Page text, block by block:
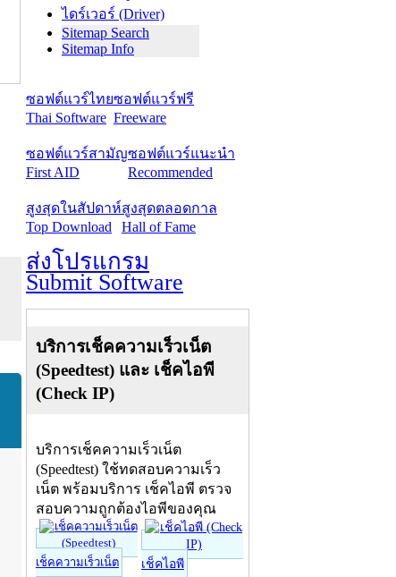
ไดร์เวอร์ (Driver)
Sitemap Search
Sitemap Info
ซอฟต์แวร์ไทย
Thai Software
ซอฟต์แวร์ฟรี
Freeware
ซอฟต์แวร์สามัญ
First AID
ซอฟต์แวร์แนะนำ
Recommended
สูงสุดในสัปดาห์
Top Download
สูงสุดตลอดกาล
Hall of Fame
ส่งโปรแกรม
Submit Software
บริการเช็คความเร็วเน็ต
(Speedtest) และ เช็คไอพี
(Check IP)
บริการเช็คความเร็วเน็ต
(Speedtest) ใช้ทดสอบความเร็ว
เน็ต พร้อมบริการ เช็คไอพี ตรวจ
สอบความถูกต้องไอพีของคุณ
เช็คความเร็วเน็ต เช็คไอพี